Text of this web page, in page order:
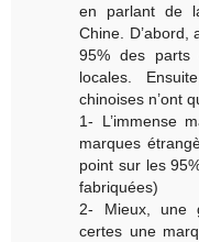
en parlant de
Chine. D’abord,
95% des parts
locales.
chinoises n’ont
1- L’immense
marques
point sur les
fabriquées)
2- Mieux, une
certes une